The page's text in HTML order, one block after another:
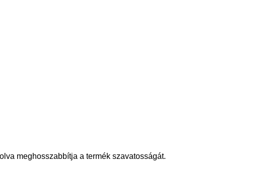
meghosszabbítja a termék szavatosságát.